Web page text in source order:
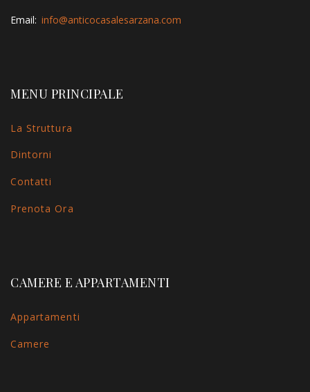
Email: info@anticocasalesarzana.com
MENU PRINCIPALE
La Struttura
Dintorni
Contatti
Prenota Ora
CAMERE E APPARTAMENTI
Appartamenti
Camere